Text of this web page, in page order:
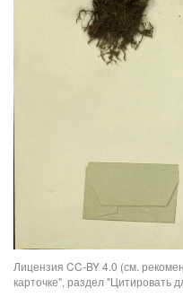
Лицензия CC-BY 4.0 (см.
карточке", раздел "Цитировать